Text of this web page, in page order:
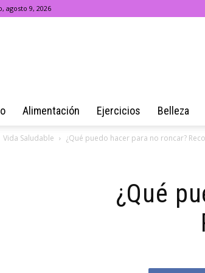
agosto 9, 2026
Alimentación Ejercicios Belleza
Vida Saludable ¿Qué puedo hacer para no roncar?
¿Qué